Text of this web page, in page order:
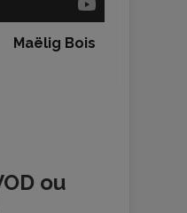
Maëlig Bois
ou